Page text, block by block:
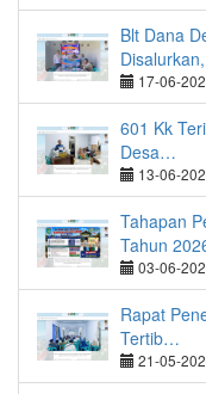
Blt Dana
17-06-
601 Kk
Desa…
13-06-
Tahapan
Tahun
03-06-
Rapat
Tertib…
21-05-